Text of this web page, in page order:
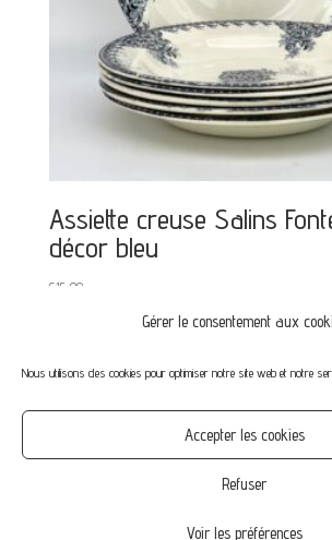
Gérer le consentement aux
Nous utilisons des cookies pour optimiser notre site web et notre
Accepter les cookies
Refuser
Voir les préférences
Assiette creuse Salins
décor bleu
€15,00
Mot de passe perdu